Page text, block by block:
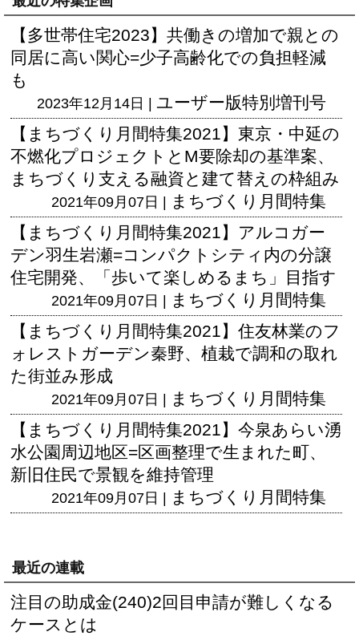
【多世帯住宅2023】共働きの増加で親との
同居に高い関心=少子高齢化での負担軽減
も
2023年12月14日 | ユーザー版特別増刊号
【まちづくり月間特集2021】東京・中延の
不燃化プロジェクトとM要除却の基準案、
まちづくり支える融資と建て替えの枠組み
2021年09月07日 | まちづくり月間特集
【まちづくり月間特集2021】アルコガー
デン羽生岩瀬=コンパクトシティ内の分譲
住宅開発、「歩いて楽しめるまち」目指す
2021年09月07日 | まちづくり月間特集
【まちづくり月間特集2021】住友林業のフ
ォレストガーデン秦野、植栽で調和の取れ
た街並み形成
2021年09月07日 | まちづくり月間特集
【まちづくり月間特集2021】今泉あらい湧
水公園周辺地区=区画整理で生まれた町、
新旧住民で景観を維持管理
2021年09月07日 | まちづくり月間特集
最近の連載
注目の助成金(240)2回目申請が難しくなる
ケースとは